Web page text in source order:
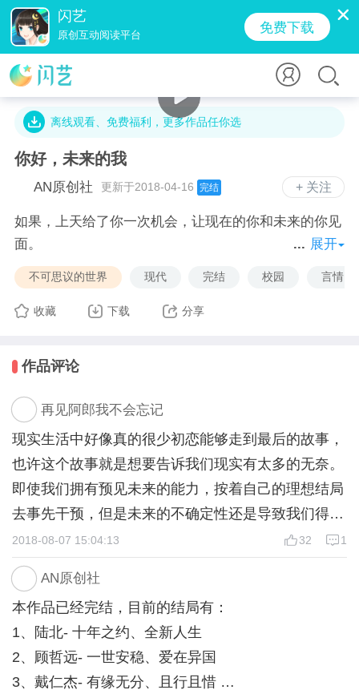
闪艺
原创互动阅读平台 免费下载
3.4万字 · 6.6万人气 · 30.2M · 4520贡献值
离线观看、免费福利，更多作品任你选
你好，未来的我
+ 关注
AN原创社 更新于2018-04-16 完结
如果，上天给了你一次机会，让现在的你和未来的你见
面。
你会……
展开
不可思议的世界 现代 完结 校园 言情
收藏 下载 分享
作品评论
再见阿郎我不会忘记
现实生活中好像真的很少初恋能够走到最后的故事，
也许这个故事就是想要告诉我们现实有太多的无奈。
即使我们拥有预见未来的能力，按着自己的理想结局
去事先干预，但是未来的不确定性还是导致我们得不
到最终想要的结果。
未来充满变数，我们只能短暂地干预影响未来事件发
展走向的重要节点，却无法控制所有因素使未来完全
按照自己的想法在发展。正如在这个作品中一样，重
来多次的我们，因为某一次的选择发生了变化而改变
了梁夏的未来。
也许没有获得金手指技能的梁夏最后本可以和陆北在
1
32
2018-08-07 15:04:13
AN原创社
本作品已经完结，目前的结局有：
1、陆北- 十年之约、全新人生
2、顾哲远- 一世安稳、爱在异国
3、戴仁杰- 有缘无分、且行且惜